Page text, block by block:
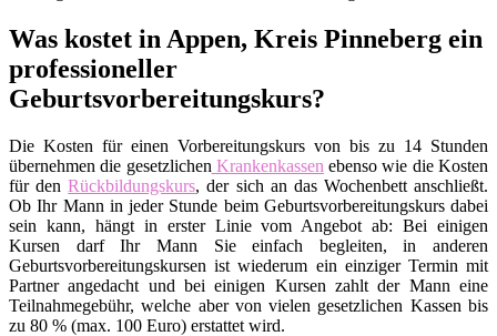
Was kostet in Appen, Kreis Pinneberg ein
professioneller
Geburtsvorbereitungskurs?
Die Kosten für einen Vorbereitungskurs von bis zu 14 Stunden
übernehmen die gesetzlichen Krankenkassen ebenso wie die Kosten
für denRückbildungskurs, der sich an das Wochenbett anschließt.
Ob Ihr Mann in jeder Stunde beim Geburtsvorbereitungskurs dabei
sein kann, hängt in erster Linie vom Angebot ab: Bei einigen
Kursen darf Ihr Mann Sie einfach begleiten, in anderen
Geburtsvorbereitungskursen ist wiederum ein einziger Termin mit
Partner angedacht und bei einigen Kursen zahlt der Mann eine
Teilnahmegebühr, welche aber von vielen gesetzlichen Kassen bis
zu 80 % (max. 100 Euro) erstattet wird.